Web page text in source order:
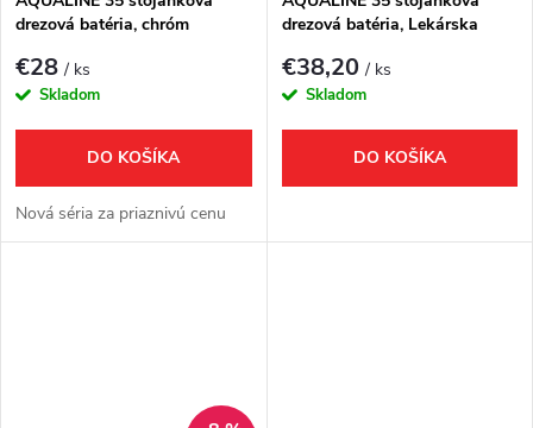
drezová batéria, chróm
€28/ ks
Skladom
DO KOŠÍKA
Nová séria za priaznivú cenu
drezová batéria, Lekárska
€38,20/ ks
Skladom
DO KOŠÍKA